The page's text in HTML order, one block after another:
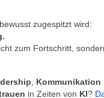
bewusst zugespitzt wird:
zum Fortschritt,
Kommunikation
in Zeiten von KI?